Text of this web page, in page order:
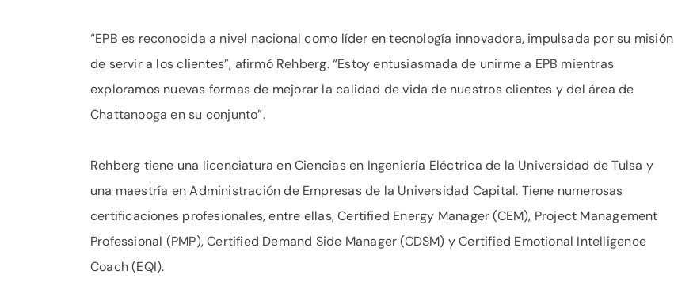
“EPB es reconocida a nivel nacional como líder en tecnología innovadora, impulsada por su misión
de servir a los clientes”, afirmó Rehberg. “Estoy entusiasmada de unirme a EPB mientras
exploramos nuevas formas de mejorar la calidad de vida de nuestros clientes y del área de
Chattanooga en su conjunto”.
Rehberg tiene una licenciatura en Ciencias en Ingeniería Eléctrica de la Universidad de Tulsa y
una maestría en Administración de Empresas de la Universidad Capital. Tiene numerosas
certificaciones profesionales, entre ellas, Certified Energy Manager (CEM), Project Management
Professional (PMP), Certified Demand Side Manager (CDSM) y Certified Emotional Intelligence
Coach (EQI).